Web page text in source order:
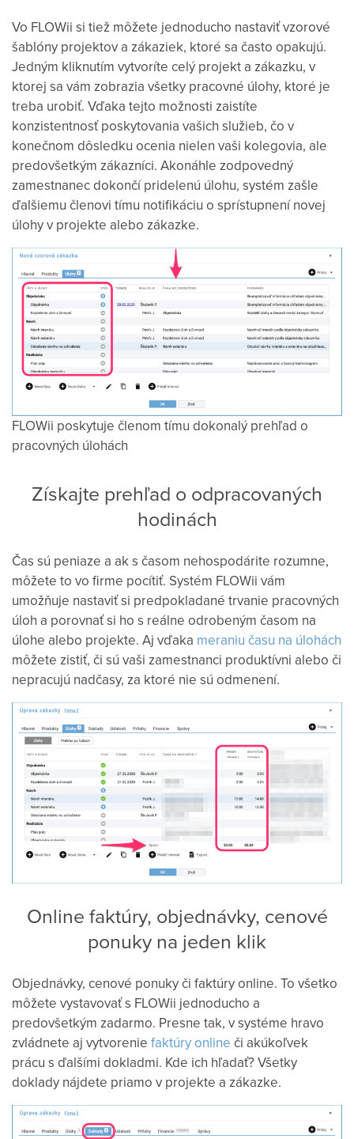
Vo FLOWii si tiež môžete jednoducho nastaviť vzorové
šablóny projektov a zákaziek, ktoré sa často opakujú.
Jedným kliknutím vytvoríte celý projekt a zákazku, v
ktorej sa vám zobrazia všetky pracovné úlohy, ktoré je
treba urobiť. Vďaka tejto možnosti zaistíte
konzistentnosť poskytovania vašich služieb, čo v
konečnom dôsledku ocenia nielen vaši kolegovia, ale
predovšetkým zákazníci. Akonáhle zodpovedný
zamestnanec dokončí pridelenú úlohu, systém zašle
ďalšiemu členovi tímu notifikáciu o sprístupnení novej
úlohy v projekte alebo zákazke.
FLOWii poskytuje členom tímu dokonalý prehľad o
pracovných úlohách
Získajte prehľad o odpracovaných
hodinách
Čas sú peniaze a ak s časom nehospodárite rozumne,
môžete to vo firme pocítiť. Systém FLOWii vám
umožňuje nastaviť si predpokladané trvanie pracovných
úloh a porovnať si ho s reálne odrobeným časom na
úlohe alebo projekte. Aj vďaka meraniu času na úlohách
môžete zistiť, či sú vaši zamestnanci produktívni alebo či
nepracujú nadčasy, za ktoré nie sú odmenení.
Online faktúry, objednávky, cenové
ponuky na jeden klik
Objednávky, cenové ponuky či faktúry online. To všetko
môžete vystavovať s FLOWii jednoducho a
predovšetkým zadarmo. Presne tak, v systéme hravo
zvládnete aj vytvorenie faktúry online či akúkoľvek
prácu s ďalšími dokladmi. Kde ich hľadať? Všetky
doklady nájdete priamo v projekte a zákazke.